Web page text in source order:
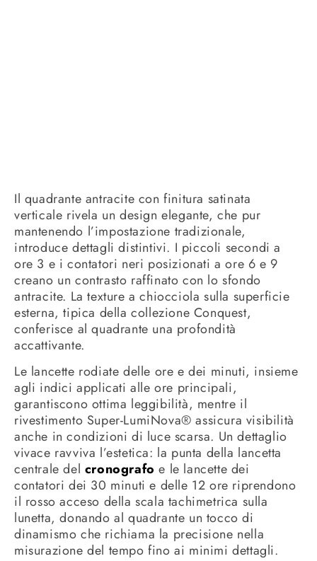
Il quadrante antracite con finitura satinata
verticale rivela un design elegante, che pur
mantenendo l’impostazione tradizionale,
introduce dettagli distintivi. I piccoli secondi a
ore 3 e i contatori neri posizionati a ore 6 e 9
creano un contrasto raffinato con lo sfondo
antracite. La texture a chiocciola sulla superficie
esterna, tipica della collezione Conquest,
conferisce al quadrante una profondità
accattivante.
Le lancette rodiate delle ore e dei minuti, insieme
agli indici applicati alle ore principali,
garantiscono ottima leggibilità, mentre il
rivestimento Super-LumiNova® assicura visibilità
anche in condizioni di luce scarsa. Un dettaglio
vivace ravviva l’estetica: la punta della lancetta
centrale del cronografo e le lancette dei
contatori dei 30 minuti e delle 12 ore riprendono
il rosso acceso della scala tachimetrica sulla
lunetta, donando al quadrante un tocco di
dinamismo che richiama la precisione nella
misurazione del tempo fino ai minimi dettagli.